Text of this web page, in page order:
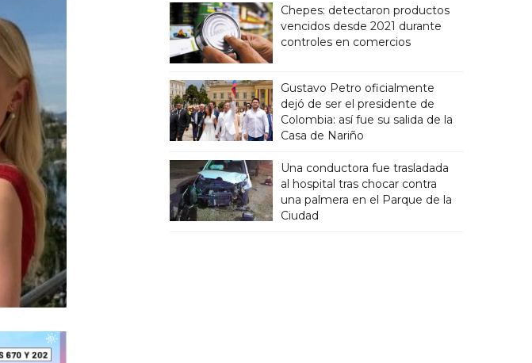
Chepes: detectaron productos
vencidos desde 2021 durante
controles en comercios
Gustavo Petro oficialmente
dejó de ser el presidente de
Colombia: así fue su salida de la
Casa de Nariño
Una conductora fue trasladada
al hospital tras chocar contra
una palmera en el Parque de la
Ciudad